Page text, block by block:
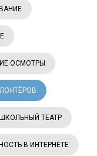
ОСМОТРЫ
ШКОЛЬНЫЙ ТЕАТР
В ИНТЕРНЕТЕ